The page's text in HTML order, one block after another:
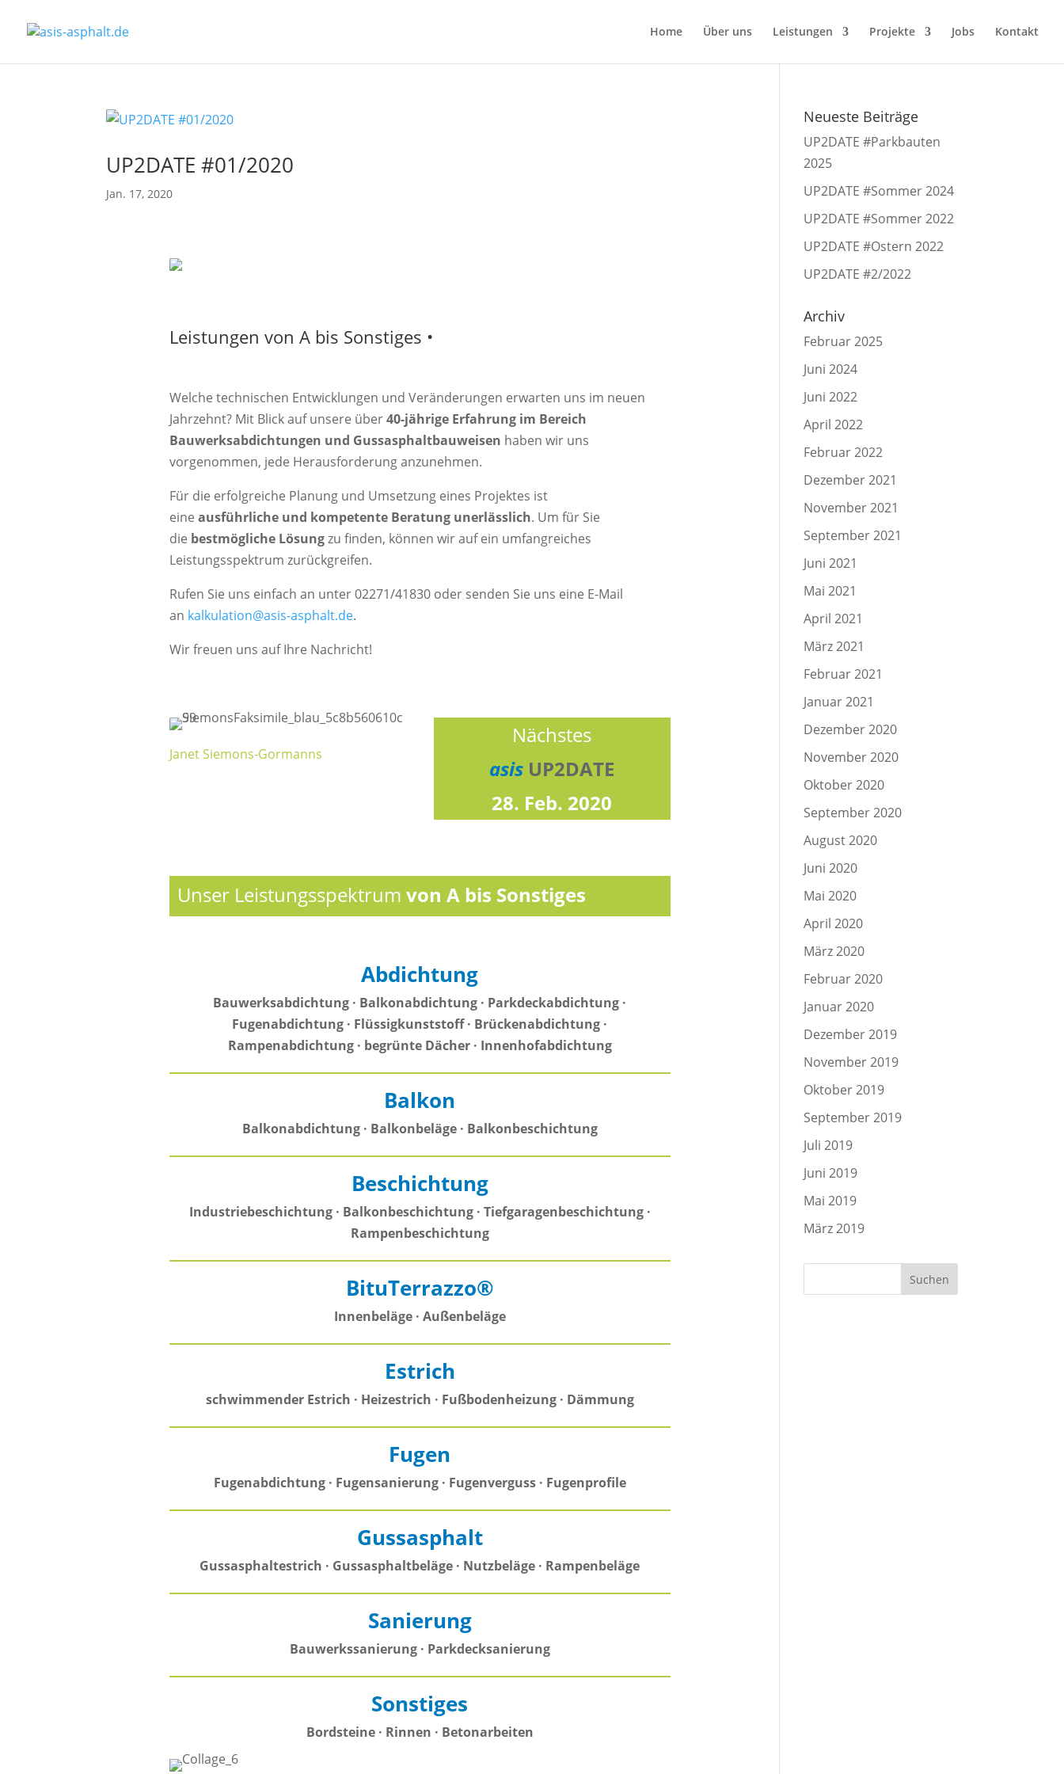
Home Über uns Leistungen Projekte Jobs Kontakt
UP2DATE #01/2020
Jan. 17, 2020
Leistungen von A bis Sonstiges •
Welche technischen Entwicklungen und Veränderungen erwarten uns im neuen
Jahrzehnt? Mit Blick auf unsere über40-jährige Erfahrung im Bereich
Bauwerksabdichtungen und Gussasphaltbauweisen haben wir uns
vorgenommen, jede Herausforderung anzunehmen.
Für die erfolgreiche Planung und Umsetzung eines Projektes ist
eine ausführliche und kompetente Beratung unerlässlich. Um für Sie
die bestmögliche Lösungzu finden, können wir auf ein umfangreiches
Leistungsspektrum zurückgreifen.
Rufen Sie uns einfach an unter 02271/41830 oder senden Sie uns eine E-Mail
an kalkulation@asis-asphalt.de.
Wir freuen uns auf Ihre Nachricht!
Janet Siemons-Gormanns
Nächstes
asis UP2DATE
28. Feb. 2020
Unser Leistungsspektrum von A bis Sonstiges
Abdichtung
Bauwerksabdichtung · Balkonabdichtung · Parkdeckabdichtung ·
Fugenabdichtung · Flüssigkunststoff · Brückenabdichtung ·
Rampenabdichtung · begrünte Dächer · Innenhofabdichtung
Balkon
Balkonabdichtung · Balkonbeläge · Balkonbeschichtung
Beschichtung
Industriebeschichtung · Balkonbeschichtung · Tiefgaragenbeschichtung ·
Rampenbeschichtung
BituTerrazzo®
Innenbeläge · Außenbeläge
Estrich
schwimmender Estrich · Heizestrich · Fußbodenheizung · Dämmung
Fugen
Fugenabdichtung · Fugensanierung · Fugenverguss · Fugenprofile
Gussasphalt
Gussasphaltestrich · Gussasphaltbeläge · Nutzbeläge · Rampenbeläge
Sanierung
Bauwerkssanierung · Parkdecksanierung
Sonstiges
Bordsteine · Rinnen · Betonarbeiten
Neueste Beiträge
UP2DATE #Parkbauten
2025
UP2DATE #Sommer 2024
UP2DATE #Sommer 2022
UP2DATE #Ostern 2022
UP2DATE #2/2022
Archiv
Februar 2025
Juni 2024
Juni 2022
April 2022
Februar 2022
Dezember 2021
November 2021
September 2021
Juni 2021
Mai 2021
April 2021
März 2021
Februar 2021
Januar 2021
Dezember 2020
November 2020
Oktober 2020
September 2020
August 2020
Juni 2020
Mai 2020
April 2020
März 2020
Februar 2020
Januar 2020
Dezember 2019
November 2019
Oktober 2019
September 2019
Juli 2019
Juni 2019
Mai 2019
März 2019